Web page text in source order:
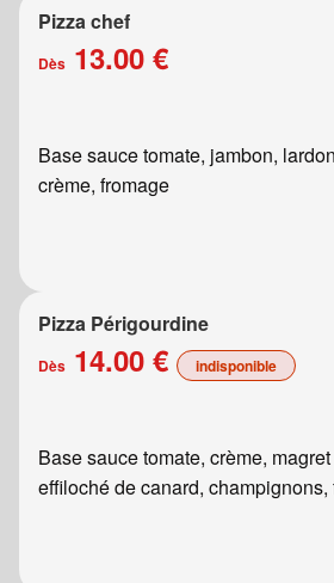
Pizza chef
Dès 13.00 €
Base sauce tomate, jambon,
crème, fromage
Pizza Périgourdine
Dès 14.00 € indisponible
Base sauce tomate, crème,
effiloché de canard, champignons,